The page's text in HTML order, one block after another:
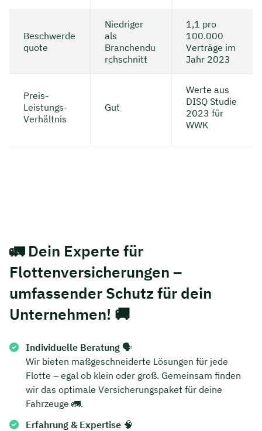
Beschwerde
quote
Niedriger
als
Branchendu
rchschnitt
1,1 pro
100.000
Verträge im
Jahr 2023
Preis-
Leistungs-
Verhältnis
Gut
Werte aus
DISQ Studie
2023 für
WWK
🚛 Dein Experte für
Flottenversicherungen –
umfassender Schutz für dein
Unternehmen! 🚚
Individuelle Beratung 🗣️
Wir bieten maßgeschneiderte Lösungen für jede
Flotte – egal ob klein oder groß. Gemeinsam finden
wir das optimale Versicherungspaket für deine
Fahrzeuge 🚛.
Erfahrung & Expertise 🧠